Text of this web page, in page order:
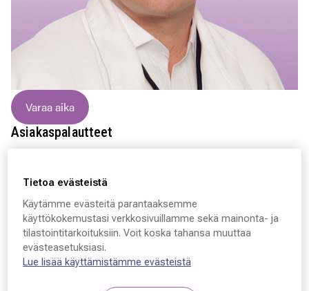
Varaa aika
Asiakaspalautteet
osaava lääkäri Niko Lappi
Niko Lappi
Silmäkirurgi, Lääkäri, silmätautien erikoislääkäri
Tietoa evästeistä
Käytämme evästeitä parantaaksemme
käyttökokemustasi verkkosivuillamme sekä mainonta- ja
tilastointitarkoituksiin. Voit koska tahansa muuttaa
evästeasetuksiasi.
Lue lisää käyttämistämme evästeistä